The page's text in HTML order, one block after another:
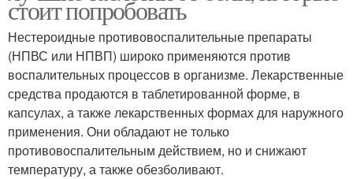
стоит попробовать
Нестероидные противовоспалительные препараты
(НПВС или НПВП) широко применяются против
воспалительных процессов в организме. Лекарственные
средства продаются в таблетированной форме, в
капсулах, а также лекарственных формах для наружного
применения. Они обладают не только
противовоспалительным действием, но и снижают
температуру, а также обезболивают.